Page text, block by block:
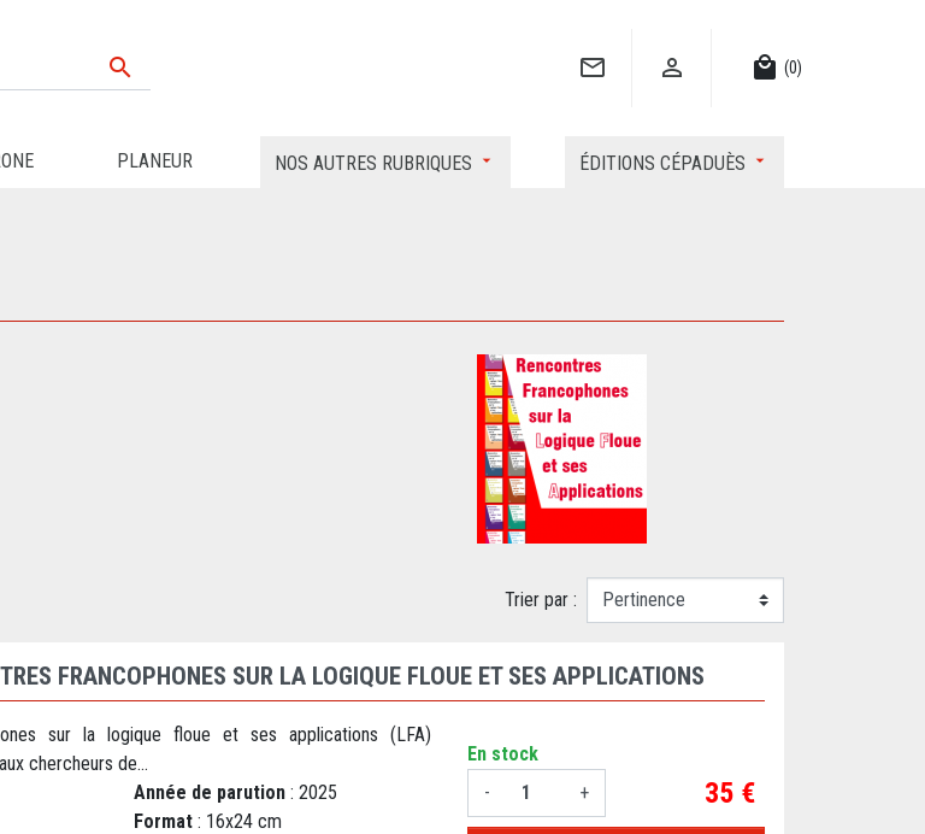
   local_mall (0)
PLANEUR NOS AUTRES RUBRIQUES ÉDITIONS CÉPADUÈS
Trier par :
FRANCOPHONES SUR LA LOGIQUE FLOUE ET SES APPLICATIONS
sur la logique floue et ses applications (LFA)
chercheurs de...
Année de parution : 2025
Format : 16x24 cm
En stock
-
+ Prix
35 €